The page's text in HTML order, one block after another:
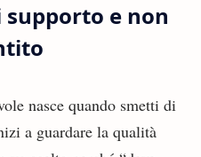
supporto e non
nasce quando smetti di
a guardare la qualità